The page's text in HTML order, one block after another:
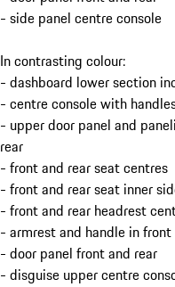
- side panel centre console
In contrasting colour:
- dashboard lower section
- centre console with
- upper door panel and
rear
- front and rear seat centres
- front and rear seat inner
- front and rear headrest
- armrest and handle in front
- door panel front and rear
- disguise upper centre